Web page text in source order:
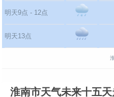
明天9点 - 12点
明天13点
淮南市天气未来十五天